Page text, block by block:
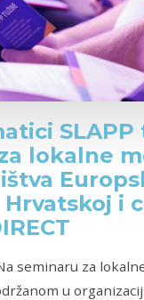
SLAPP
lokalne
i
seminaru za
u